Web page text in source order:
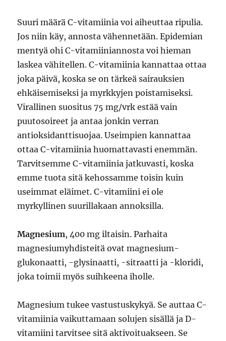
Suuri määrä C-vitamiinia voi aiheuttaa ripulia.
Jos niin käy, annosta vähennetään. Epidemian
mentyä ohi C-vitamiiniannosta voi hieman
laskea vähitellen. C-vitamiinia kannattaa ottaa
joka päivä, koska se on tärkeä sairauksien
ehkäisemiseksi ja myrkkyjen poistamiseksi.
Virallinen suositus 75 mg/vrk estää vain
puutosoireet ja antaa jonkin verran
antioksidanttisuojaa. Useimpien kannattaa
ottaa C-vitamiinia huomattavasti enemmän.
Tarvitsemme C-vitamiinia jatkuvasti, koska
emme tuota sitä kehossamme toisin kuin
useimmat eläimet. C-vitamiini ei ole
myrkyllinen suurillakaan annoksilla.
Magnesium, 400 mg iltaisin. Parhaita
magnesiumyhdisteitä ovat magnesium-
glukonaatti, -glysinaatti, -sitraatti ja -kloridi,
joka toimii myös suihkeena iholle.
Magnesium tukee vastustuskykyä. Se auttaa C-
vitamiinia vaikuttamaan solujen sisällä ja D-
vitamiini tarvitsee sitä aktivoituakseen. Se